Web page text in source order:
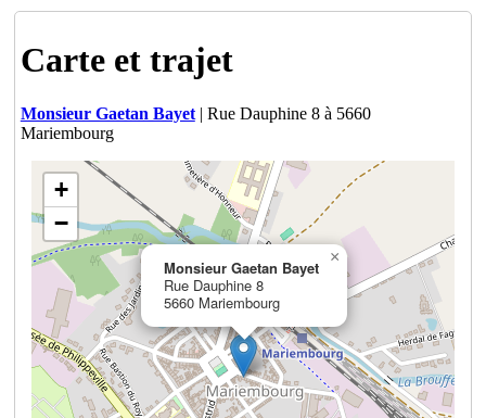
Carte et trajet
Monsieur Gaetan Bayet| Rue Dauphine 8 à 5660
Mariembourg
Monsieur Gaetan Bayet
Rue Dauphine 8
5660 Mariembourg
×
+
−